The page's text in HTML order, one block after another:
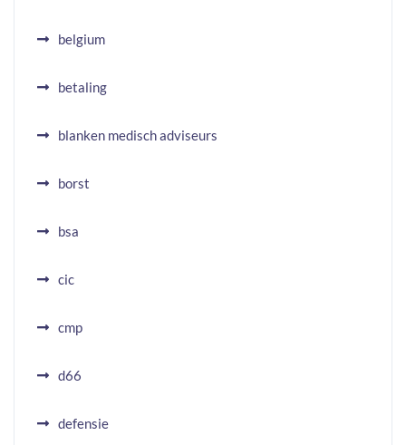
belgium
betaling
blanken medisch adviseurs
borst
bsa
cic
cmp
d66
defensie